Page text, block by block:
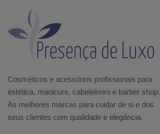
Cosméticos e acessórios profissionais para
estética, manicure, cabeleireiro e barber shop.
As melhores marcas para cuidar de si e dos
seus clientes com qualidade e elegância.